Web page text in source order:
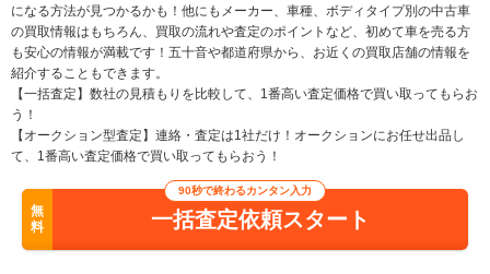
になる方法が見つかるかも！他にもメーカー、車種、ボディタイプ別の中古車
の買取情報はもちろん、買取の流れや査定のポイントなど、初めて車を売る方
も安心の情報が満載です！五十音や都道府県から、お近くの買取店舗の情報を
紹介することもできます。
【一括査定】数社の見積もりを比較して、1番高い査定価格で買い取ってもらお
う！
【オークション型査定】連絡・査定は1社だけ！オークションにお任せ出品し
て、1番高い査定価格で買い取ってもらおう！
無
料
90秒で終わるカンタン入力
一括査定依頼スタート